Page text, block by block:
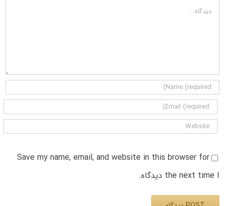
دیدگاه
Save my name, email, and website in this browser for
the next time I دیدگاه.